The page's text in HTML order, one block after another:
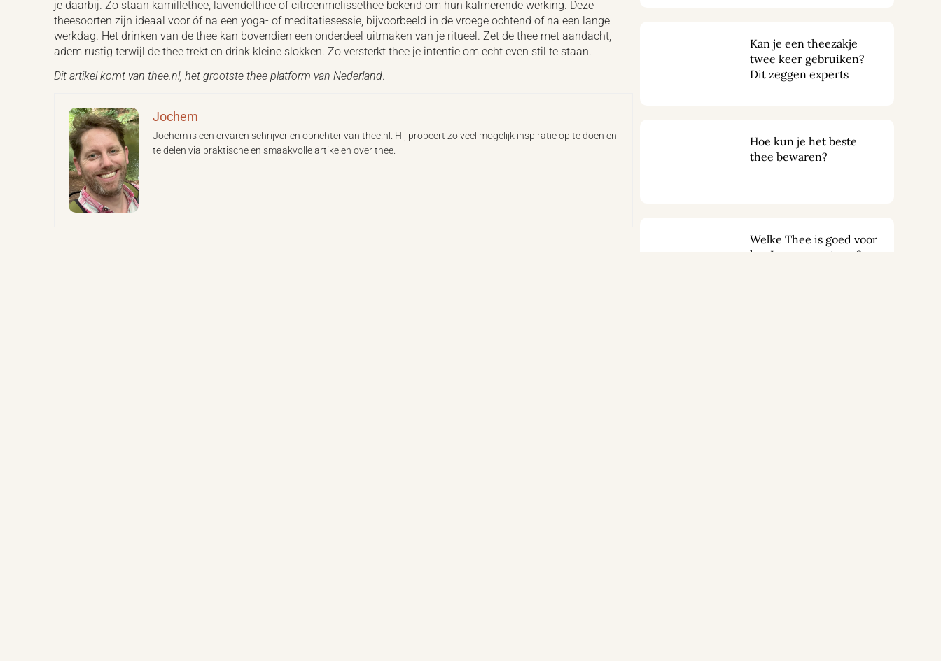
je daarbij. Zo staan kamillethee, lavendelthee of citroenmelissethee bekend om hun kalmerende werking. Deze
theesoorten zijn ideaal voor óf na een yoga- of meditatiesessie, bijvoorbeeld in de vroege ochtend of na een lange
werkdag. Het drinken van de thee kan bovendien een onderdeel uitmaken van je ritueel. Zet de thee met aandacht,
adem rustig terwijl de thee trekt en drink kleine slokken. Zo versterkt thee je intentie om echt even stil te staan.
Dit artikel komt van thee.nl, het grootste thee platform van Nederland.
Jochem
Jochem is een ervaren schrijver en oprichter van thee.nl. Hij probeert zo veel mogelijk inspiratie op te doen en
te delen via praktische en smaakvolle artikelen over thee.
Kan je een theezakje
twee keer gebruiken?
Dit zeggen experts
Hoe kun je het beste
thee bewaren?
Welke Thee is goed voor
het Immuunsysteem?